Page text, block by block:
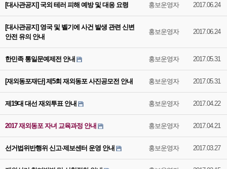
[대사관공지] 국외 테러 피해 예방 및 대응 요령 홍보운영자 2017.06.24
[대사관공지] 영국 및 벨기에 사건 발생 관련 신변
안전 유의 안내
홍보운영자 2017.06.24
한민족 통일문예제전 안내 홍보운영자 2017.05.31
[재외동포재단] 제5회 재외동포 사진공모전 안내 홍보운영자 2017.05.31
제19대 대선 재외투표 안내 홍보운영자 2017.04.22
2017 재외동포 자녀 교육과정 안내 홍보운영자 2017.04.21
선거법위반행위 신고·제보센터 운영 안내 홍보운영자 2017.03.27